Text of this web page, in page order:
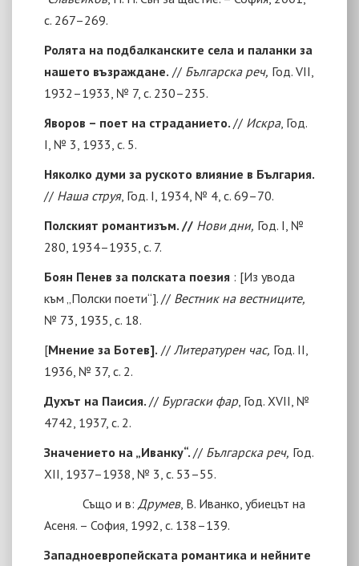
с. 267–269.
Ролята на подбалканските села и паланки за
нашето възраждане. // Българска реч, Год. VII,
1932–1933, № 7, с. 230–235.
Яворов – поет на страданието. // Искра, Год.
I, № 3, 1933, с. 5.
Няколко думи за руското влияние в България.
// Наша струя, Год. I, 1934, № 4, с. 69–70.
Полският романтизъм. // Нови дни, Год. I, №
280, 1934–1935, с. 7.
Боян Пенев за полската поезия : [Из увода
към „Полски поети“]. // Вестник на вестниците,
№ 73, 1935, с. 18.
[Мнение за Ботев]. // Литературен час, Год. II,
1936, № 37, с. 2.
Духът на Паисия. // Бургаски фар, Год. ХVII, №
4742, 1937, с. 2.
Значението на „Иванку“. // Българска реч, Год.
ХII, 1937–1938, № 3, с. 53–55.
Също и в: Друмев, В. Иванко, убиецът на
Асеня. – София, 1992, с. 138–139.
Западноевропейската романтика и нейните